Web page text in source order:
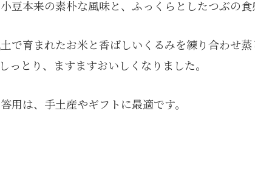
豆本来の素朴な風味と、ふっくらとしたつぶの食
で育まれたお米と香ばしいくるみを練り合わせ
っとり、ますますおいしくなりました。
用は、手土産やギフトに最適です。